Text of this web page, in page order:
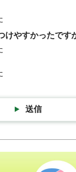
けやすかったです
送信
計情報館トップペ